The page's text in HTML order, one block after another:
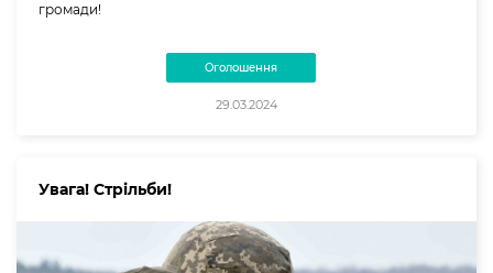
громади!
Оголошення
29.03.2024
Увага! Стрільби!